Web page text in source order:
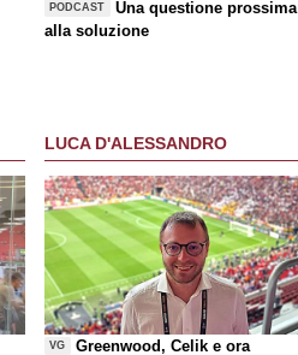
PODCAST
Una questione prossima
alla soluzione
LUCA D'ALESSANDRO
VG Greenwood, Celik e ora